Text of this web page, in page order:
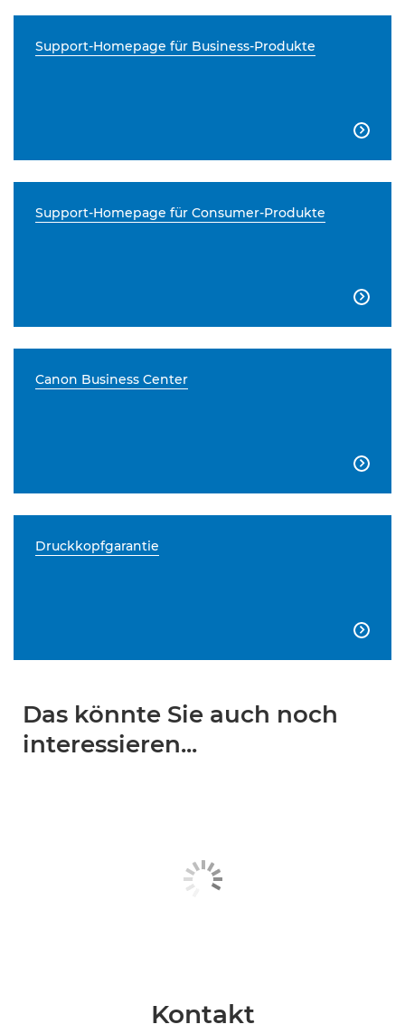
Support-Homepage für Business-Produkte

Support-Homepage für Consumer-Produkte

Canon Business Center

Druckkopfgarantie

Das könnte Sie auch noch
interessieren...
Kontakt